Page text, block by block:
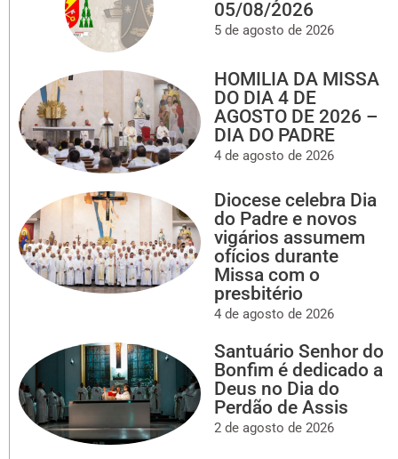
05/08/2026
5 de agosto de 2026
HOMILIA DA MISSA
DO DIA 4 DE
AGOSTO DE 2026 –
DIA DO PADRE
4 de agosto de 2026
Diocese celebra Dia
do Padre e novos
vigários assumem
ofícios durante
Missa com o
presbitério
4 de agosto de 2026
Santuário Senhor do
Bonfim é dedicado a
Deus no Dia do
Perdão de Assis
2 de agosto de 2026